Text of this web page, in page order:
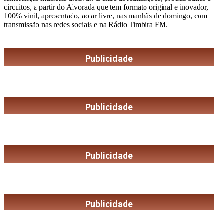
circuitos, a partir do Alvorada que tem formato original e inovador,
100% vinil, apresentado, ao ar livre, nas manhãs de domingo, com
transmissão nas redes sociais e na Rádio Timbira FM.
Publicidade
Publicidade
Publicidade
Publicidade